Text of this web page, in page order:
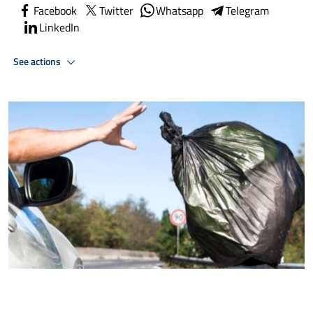
Facebook Twitter Whatsapp
Telegram
LinkedIn
See actions